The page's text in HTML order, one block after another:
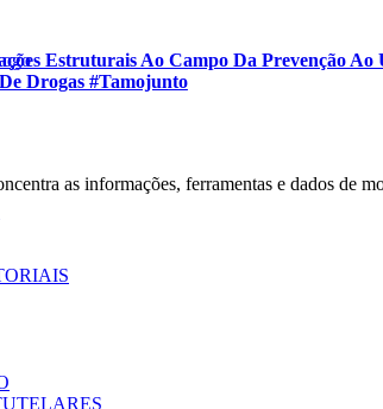
Estruturais Ao Campo Da Prevenção
Drogas #tamojunto
as informações, ferramentas e dados de